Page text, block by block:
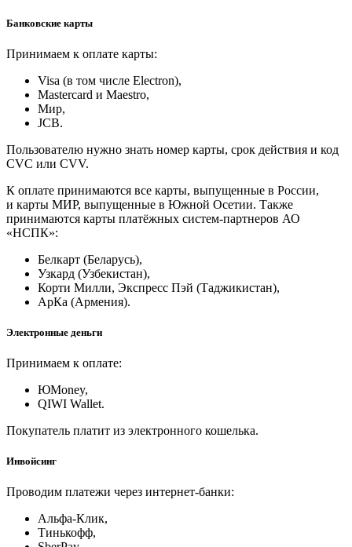
Банковские карты
Принимаем к оплате карты:
Visa (в том числе Electron),
Masterсard и Maestro,
Мир,
JCB.
Пользователю нужно знать номер карты, срок действия и код
CVC или CVV.
К оплате принимаются все карты, выпущенные в России,
и карты МИР, выпущенные в Южной Осетии. Также
принимаются карты платёжных систем-партнеров АО
«НСПК»:
Белкарт (Беларусь),
Узкард (Узбекистан),
Корти Милли, Экспресс Пэй (Таджикистан),
АрКа (Армения).
Электронные деньги
Принимаем к оплате:
ЮMoney,
QIWI Wallet.
Покупатель платит из электронного кошелька.
Инвойсинг
Проводим платежи через интернет-банки:
Альфа-Клик,
Тинькофф,